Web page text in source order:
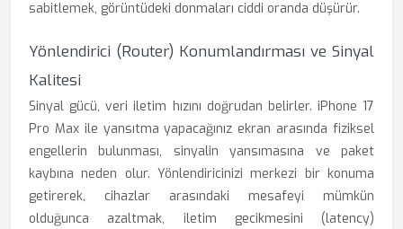
sabitlemek, görüntüdeki donmaları ciddi oranda düşürür.
Yönlendirici (Router) Konumlandırması ve Sinyal
Kalitesi
Sinyal gücü, veri iletim hızını doğrudan belirler. iPhone 17
Pro Max ile yansıtma yapacağınız ekran arasında fiziksel
engellerin bulunması, sinyalin yansımasına ve paket
kaybına neden olur. Yönlendiricinizi merkezi bir konuma
getirerek, cihazlar arasındaki mesafeyi mümkün
olduğunca azaltmak, iletim gecikmesini (latency)